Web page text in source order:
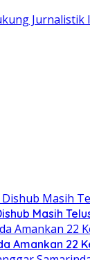
Masih
Amankan 22